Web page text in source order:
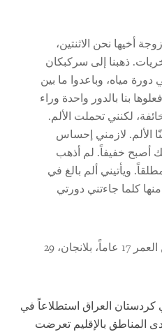
أخيها نحن الاثنتين،
ذهبنا إلى سركبكان
دورة مياه، وباعدوا ما بين
بنا بالدور واحدة وراء
لكنني تحملت الألم.
الألم. لازمني إحساس
أصبح خفيفاً. لم أذهب
ويأتيني ألم بالغ في
كلما جاءتني دورتي
- جولا س.، طالبة تبلغ من العمر 17 عاماً، بلانجان، 29
العراق استطلاعاً في
إحدى المناطق بالإقليم تعرضت